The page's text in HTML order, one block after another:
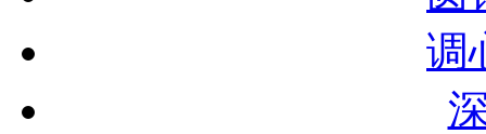
圆